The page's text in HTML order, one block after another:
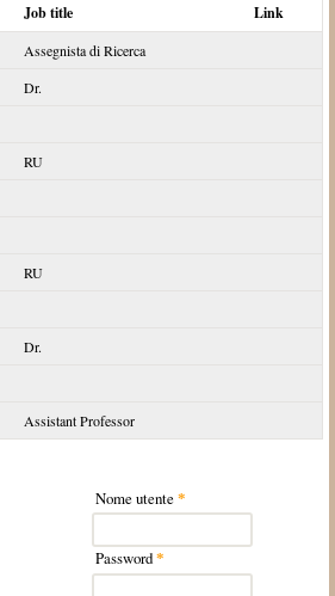
Job title Link
Assegnista di Ricerca
Dr.
RU
RU
Dr.
Assistant Professor
Nome utente *
Password *